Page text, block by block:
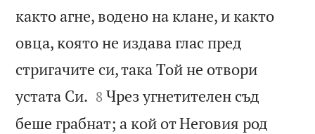
както агне, водено на клане, и както
овца, която не издава глас пред
стригачите си, така Той не отвори
устата Си. 

8 Чрез угнетителен съд
беше грабнат; а кой от Неговия род